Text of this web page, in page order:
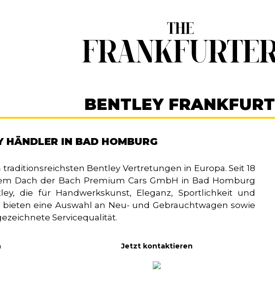
BENTLEY FRANKFURT
HÄNDLER IN BAD HOMBURG
Bentley Vertretungen in Europa. Seit 18
Dach der Bach Premium Cars GmbH in Bad Homburg
die für Handwerkskunst, Eleganz, Sportlichkeit und
eine Auswahl an Neu- und Gebrauchtwagen sowie
Servicequalität.
Jetzt kontaktieren